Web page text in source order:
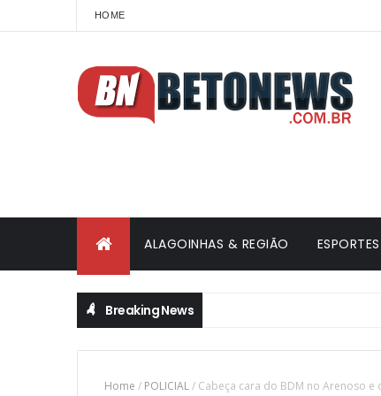
HOME
ALAGOINHAS & REGIÃO ESPORTES
Breaking News
Home / POLICIAL/ Cabeça cara do BDM no Arenoso